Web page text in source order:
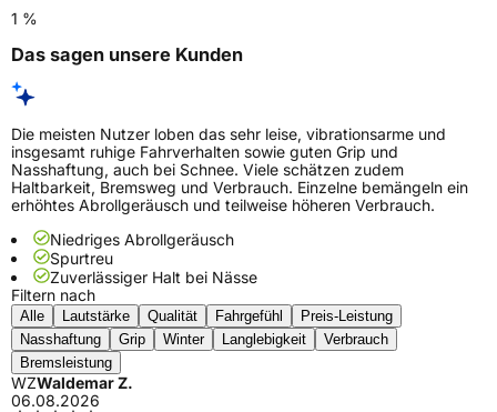
1 %
Das sagen unsere Kunden
Die meisten Nutzer loben das sehr leise, vibrationsarme und
insgesamt ruhige Fahrverhalten sowie guten Grip und
Nasshaftung, auch bei Schnee. Viele schätzen zudem
Haltbarkeit, Bremsweg und Verbrauch. Einzelne bemängeln ein
erhöhtes Abrollgeräusch und teilweise höheren Verbrauch.
Niedriges Abrollgeräusch
Spurtreu
Zuverlässiger Halt bei Nässe
Filtern nach
Alle Lautstärke Qualität Fahrgefühl
Preis-Leistung
Nasshaftung
Grip Winter Langlebigkeit
Verbrauch
Bremsleistung
WZWaldemar Z.
06.08.2026